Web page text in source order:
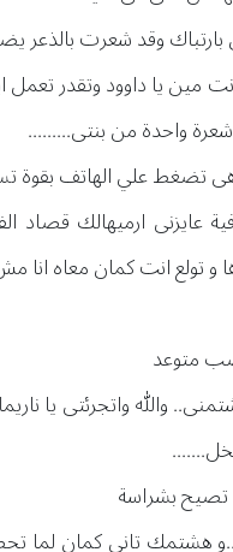
وقد شعرت بالذعر
مين يا داوود وتقدر
واحدة من بنتى.........
تضغط علي الهاتف بقوة
عايزنى ارميهالك قصاد
و تولع انت كمان معاه انا
متوعد
والله واتجرئتى يا
تصيح بشراسة
هشتمك تانى كمان لما